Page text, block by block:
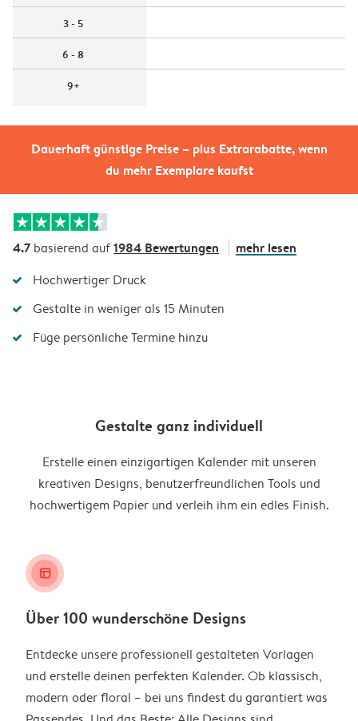
Dauerhaft günstige Preise – plus Extrarabatte, wenn
du mehr Exemplare kaufst
3 - 5
6 - 8
9+
4.7 basierend auf1984 Bewertungen mehr lesen
Hochwertiger Druck
Gestalte in weniger als 15 Minuten
Füge persönliche Termine hinzu
Gestalte ganz individuell
Erstelle einen einzigartigen Kalender mit unseren
kreativen Designs, benutzerfreundlichen Tools und
hochwertigem Papier und verleih ihm ein edles Finish.
layout_alt
Über 100 wunderschöne Designs
Entdecke unsere professionell gestalteten Vorlagen
und erstelle deinen perfekten Kalender. Ob klassisch,
modern oder floral – bei uns findest du garantiert was